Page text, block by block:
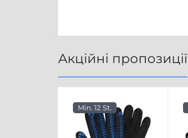
Акційні пропозиції
Min. 12 St.